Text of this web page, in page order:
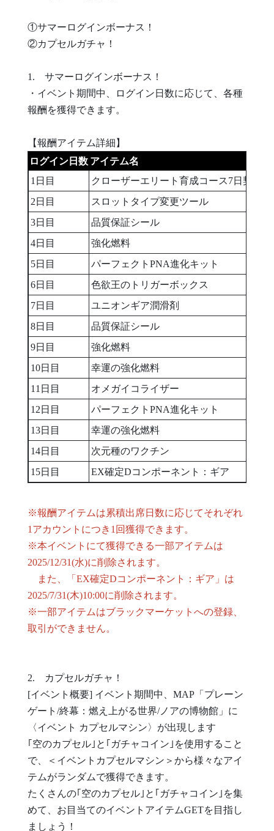
①サマーログインボーナス！
②カプセルガチャ！
1. サマーログインボーナス！
・イベント期間中、ログイン日数に応じて、各種
報酬を獲得できます。
【報酬アイテム詳細】
ログイン日数 アイテム名
1日目
クローザーエリート育成コース7日契約権
2日目
スロットタイプ変更ツール
3日目
品質保証シール
4日目
強化燃料
5日目
パーフェクトPNA進化キット
6日目
色欲王のトリガーボックス
7日目
ユニオンギア潤滑剤
8日目
品質保証シール
9日目
強化燃料
10日目
幸運の強化燃料
11日目
オメガイコライザー
12日目
パーフェクトPNA進化キット
13日目
幸運の強化燃料
14日目
次元種のワクチン
15日目
EX確定Dコンポーネント：ギア
※報酬アイテムは累積出席日数に応じてそれぞれ
1アカウントにつき1回獲得できます。
※本イベントにて獲得できる一部アイテムは
2025/12/31(水)に削除されます。
また、「EX確定Dコンポーネント：ギア」は
2025/7/31(木)10:00に削除されます。
※一部アイテムはブラックマーケットへの登録、
取引ができません。
2. カプセルガチャ！
[イベント概要] イベント期間中、MAP「プレーン
ゲート/終幕：燃え上がる世界/ノアの博物館」に
〈イベント カプセルマシン〉が出現します
｢空のカプセル｣と｢ガチャコイン｣を使用すること
で、＜イベントカプセルマシン＞から様々なアイ
テムがランダムで獲得できます。
たくさんの｢空のカプセル｣と｢ガチャコイン｣を集
めて、お目当てのイベントアイテムGETを目指し
ましょう！